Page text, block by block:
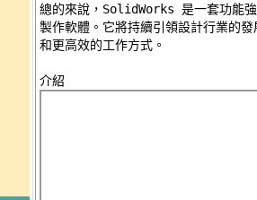
總的來說，SolidWorks 是一套功能
製作軟體。它將持續引領設計行業的
和更高效的工作方式。